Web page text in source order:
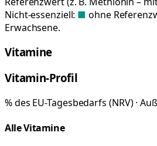
Nicht-essenziell: ■ ohne
Erwachsene.
Vitamine
Vitamin-Profil
% des EU-Tagesbedarfs (NRV) ·
Alle Vitamine